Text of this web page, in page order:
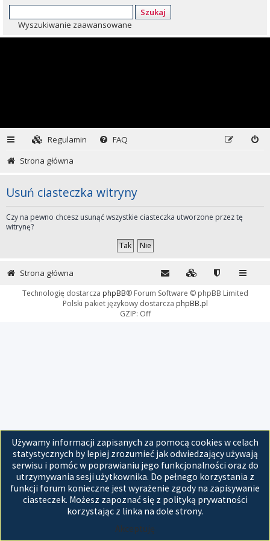
Szukaj
Wyszukiwanie zaawansowane
Regulamin
FAQ
Strona główna
Usuń ciasteczka witryny
Czy na pewno chcesz usunąć wszystkie ciasteczka utworzone przez tę
witrynę?
Używamy informacji zapisanych za pomocą cookies w celach
statystycznych by lepiej zrozumieć jak odwiedzający używają
serwisu i pomóc w poprawianiu jego funkcjonalności oraz do
utrzymywania sesji użytkownika. Do pełnego korzystania z
funkcji forum konieczne jest wyrażenie zgody na zapisywanie
ciasteczek. Możesz zapoznać się z polityką prywatności
korzystając z linka na dole strony.
Akceptuję
Strona główna
Technologię dostarcza phpBB® Forum Software © phpBB Limited
Polski pakiet językowy dostarcza phpBB.pl
GZIP: Off